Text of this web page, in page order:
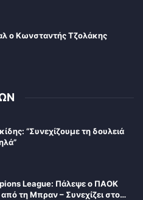
ο Κωνσταντής Τζολάκης
“Συνεχίζουμε τη δουλειά
League: Πάλεψε ο ΠΑΟΚ
τη Μπραν – Συνεχίζει στο…